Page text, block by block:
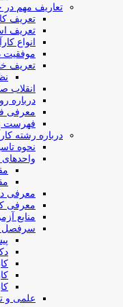
تعاریف مهم در
تعریف
تعریف
انواع
موفقیت
تعریف
انقلاب
درباره
معرفی
فهرست
درباره رشته
نحوه
معرفی
معرفی
منابع
سرفصل
علمی و